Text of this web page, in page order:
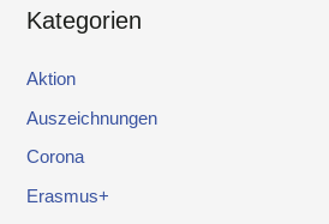
Kategorien
Aktion
Auszeichnungen
Corona
Erasmus+